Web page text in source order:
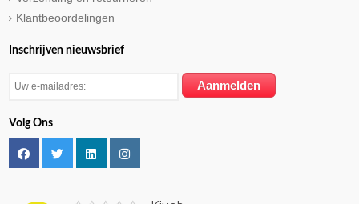
Klantbeoordelingen
Inschrijven nieuwsbrief
Volg Ons